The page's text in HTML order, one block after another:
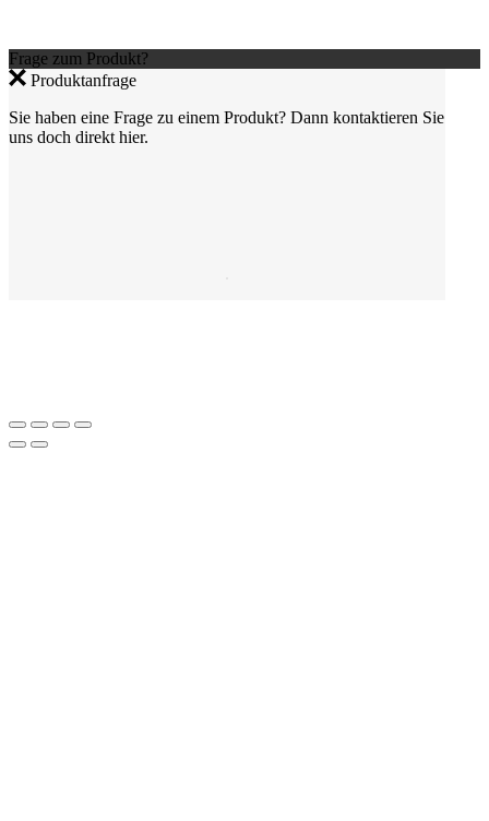
Frage zum Produkt?
Produktanfrage
Sie haben eine Frage zu einem Produkt? Dann kontaktieren Sie
uns doch direkt hier.